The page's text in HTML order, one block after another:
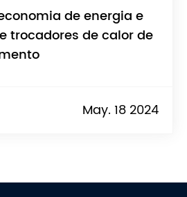
de energia e
trocadores de calor de
May. 18 2024